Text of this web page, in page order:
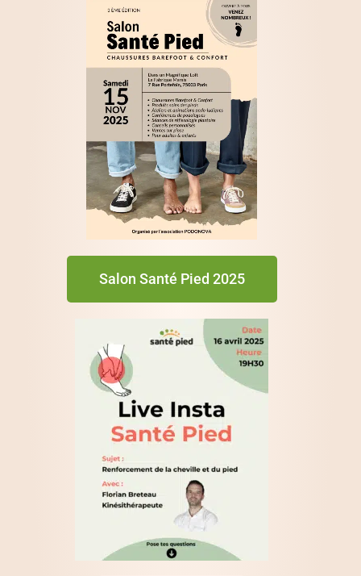
Salon Santé Pied 2025